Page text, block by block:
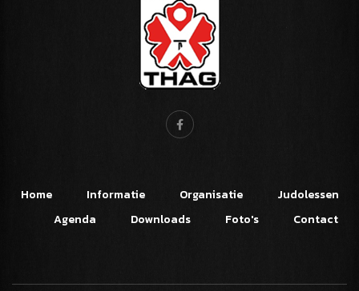
Home Informatie Organisatie
Judolessen
Agenda
Downloads Foto's Contact